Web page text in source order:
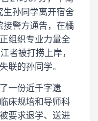
孙同学离开宿舍
警方通告，在橘
组织专业力量全
者被打捞上岸，
联的孙同学。
一份近千字遗
床规培和导师科
要求退学、送进